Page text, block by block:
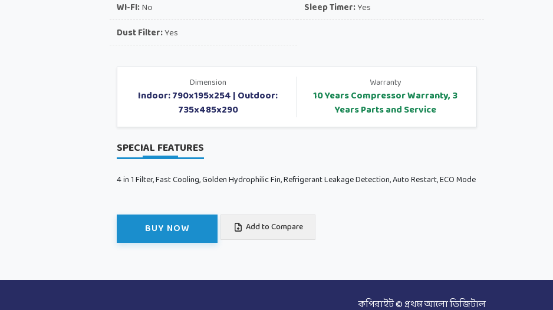
WI-FI:No Sleep Timer:Yes
Dust Filter:Yes
Dimension
Indoor: 790x195x254 | Outdoor:
735x485x290
Warranty
10 Years Compressor Warranty, 3
Years Parts and Service
SPECIAL FEATURES
4 in 1 Filter, Fast Cooling, Golden Hydrophilic Fin, Refrigerant Leakage Detection, Auto Restart, ECO Mode
BUY NOW Add to Compare
কপিরাইট © প্রথম আলো ডিজিটাল